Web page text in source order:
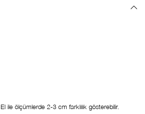
ile ölçümlerde 2-3 cm farklılık gösterebilir.